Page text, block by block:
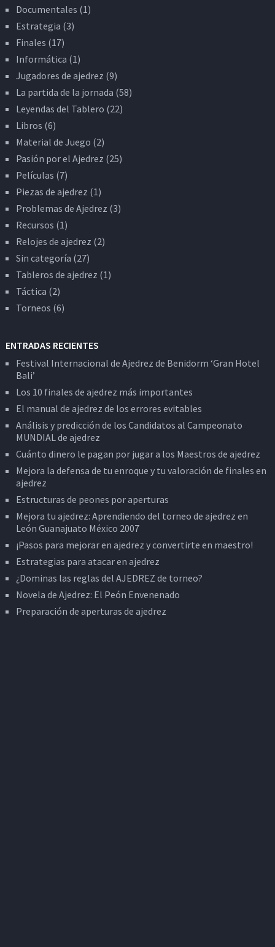
Documentales (1)
Estrategia (3)
Finales (17)
Informática (1)
Jugadores de ajedrez (9)
La partida de la jornada (58)
Leyendas del Tablero (22)
Libros (6)
Material de Juego (2)
Pasión por el Ajedrez (25)
Películas (7)
Piezas de ajedrez (1)
Problemas de Ajedrez (3)
Recursos (1)
Relojes de ajedrez (2)
Sin categoría (27)
Tableros de ajedrez (1)
Táctica (2)
Torneos (6)
ENTRADAS RECIENTES
Festival Internacional de Ajedrez de Benidorm ‘Gran Hotel
Bali’
Los 10 finales de ajedrez más importantes
El manual de ajedrez de los errores evitables
Análisis y predicción de los Candidatos al Campeonato
MUNDIAL de ajedrez
Cuánto dinero le pagan por jugar a los Maestros de ajedrez
Mejora la defensa de tu enroque y tu valoración de finales en
ajedrez
Estructuras de peones por aperturas
Mejora tu ajedrez: Aprendiendo del torneo de ajedrez en
León Guanajuato México 2007
¡Pasos para mejorar en ajedrez y convertirte en maestro!
Estrategias para atacar en ajedrez
¿Dominas las reglas del AJEDREZ de torneo?
Novela de Ajedrez: El Peón Envenenado
Preparación de aperturas de ajedrez